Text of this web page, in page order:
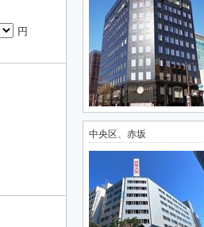
中央区、赤坂
円